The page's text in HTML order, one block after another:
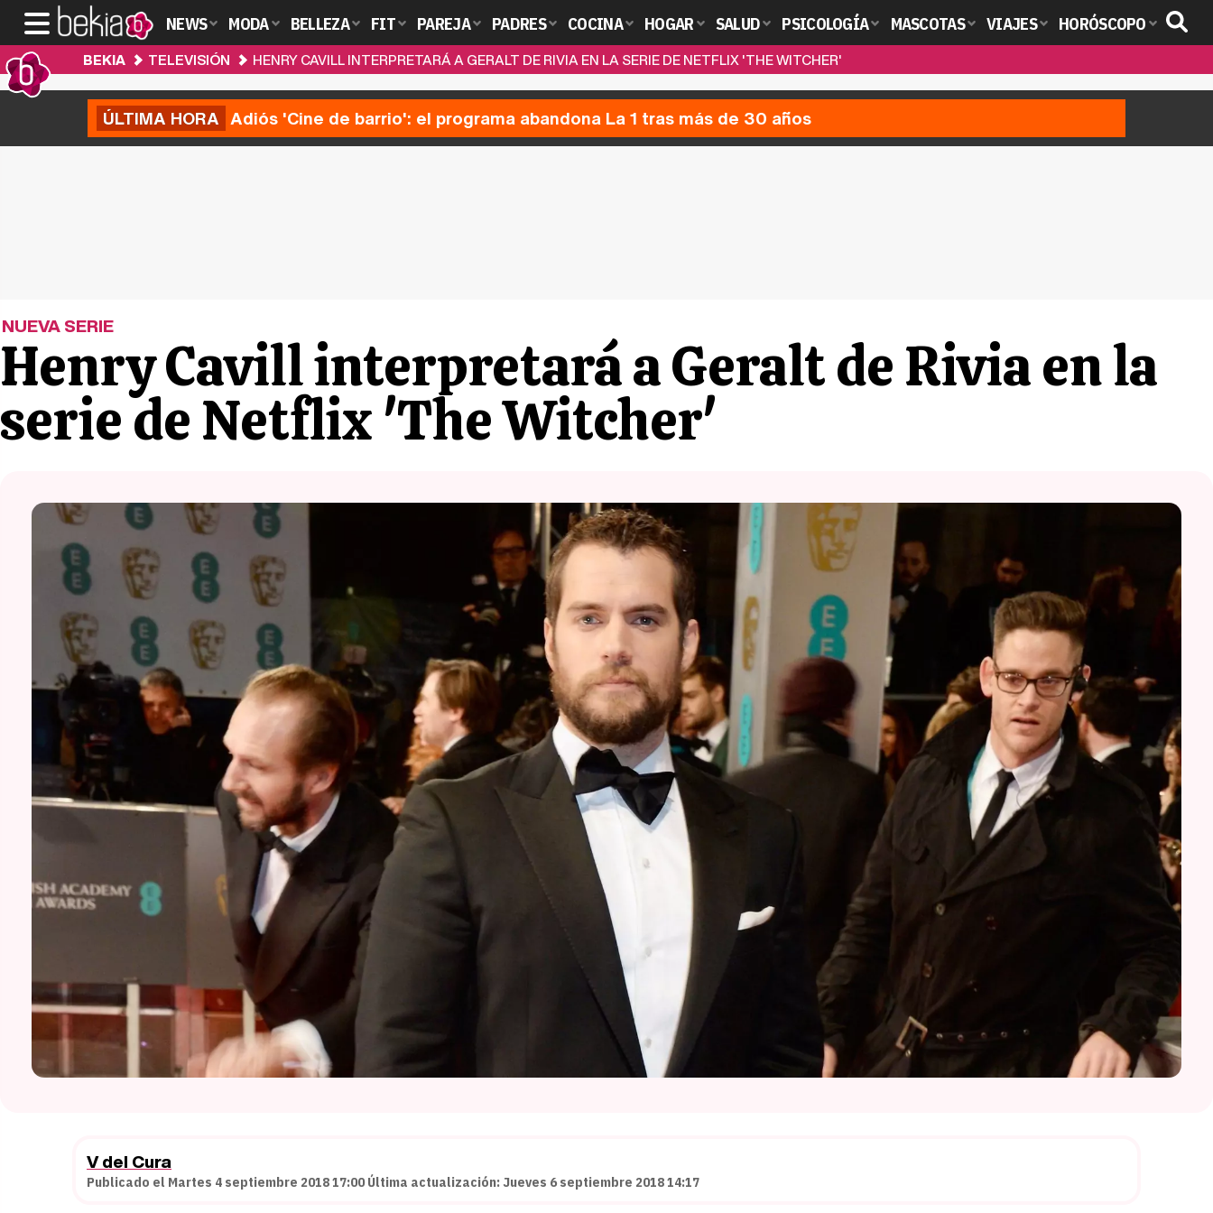
NEWS MODA BELLEZA FIT PAREJA PADRES COCINA HOGAR SALUD PSICOLOGÍA MASCOTAS VIAJES HORÓSCOPO
BEKIA TELEVISIÓN HENRY CAVILL INTERPRETARÁ A GERALT DE RIVIA EN LA SERIE DE NETFLIX 'THE WITCHER'
ÚLTIMA HORA Adiós 'Cine de barrio': el programa abandona La 1 tras más de 30 años
NUEVA SERIE
Henry Cavill interpretará a Geralt de Rivia en la
serie de Netflix 'The Witcher'
V del Cura
Publicado el Martes 4 septiembre 2018 17:00 Última actualización: Jueves 6 septiembre 2018 14:17